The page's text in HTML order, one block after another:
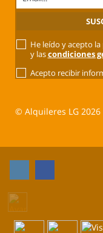
He leído y acepto la
y lascondiciones
Acepto recibir
© Alquileres LG 2026